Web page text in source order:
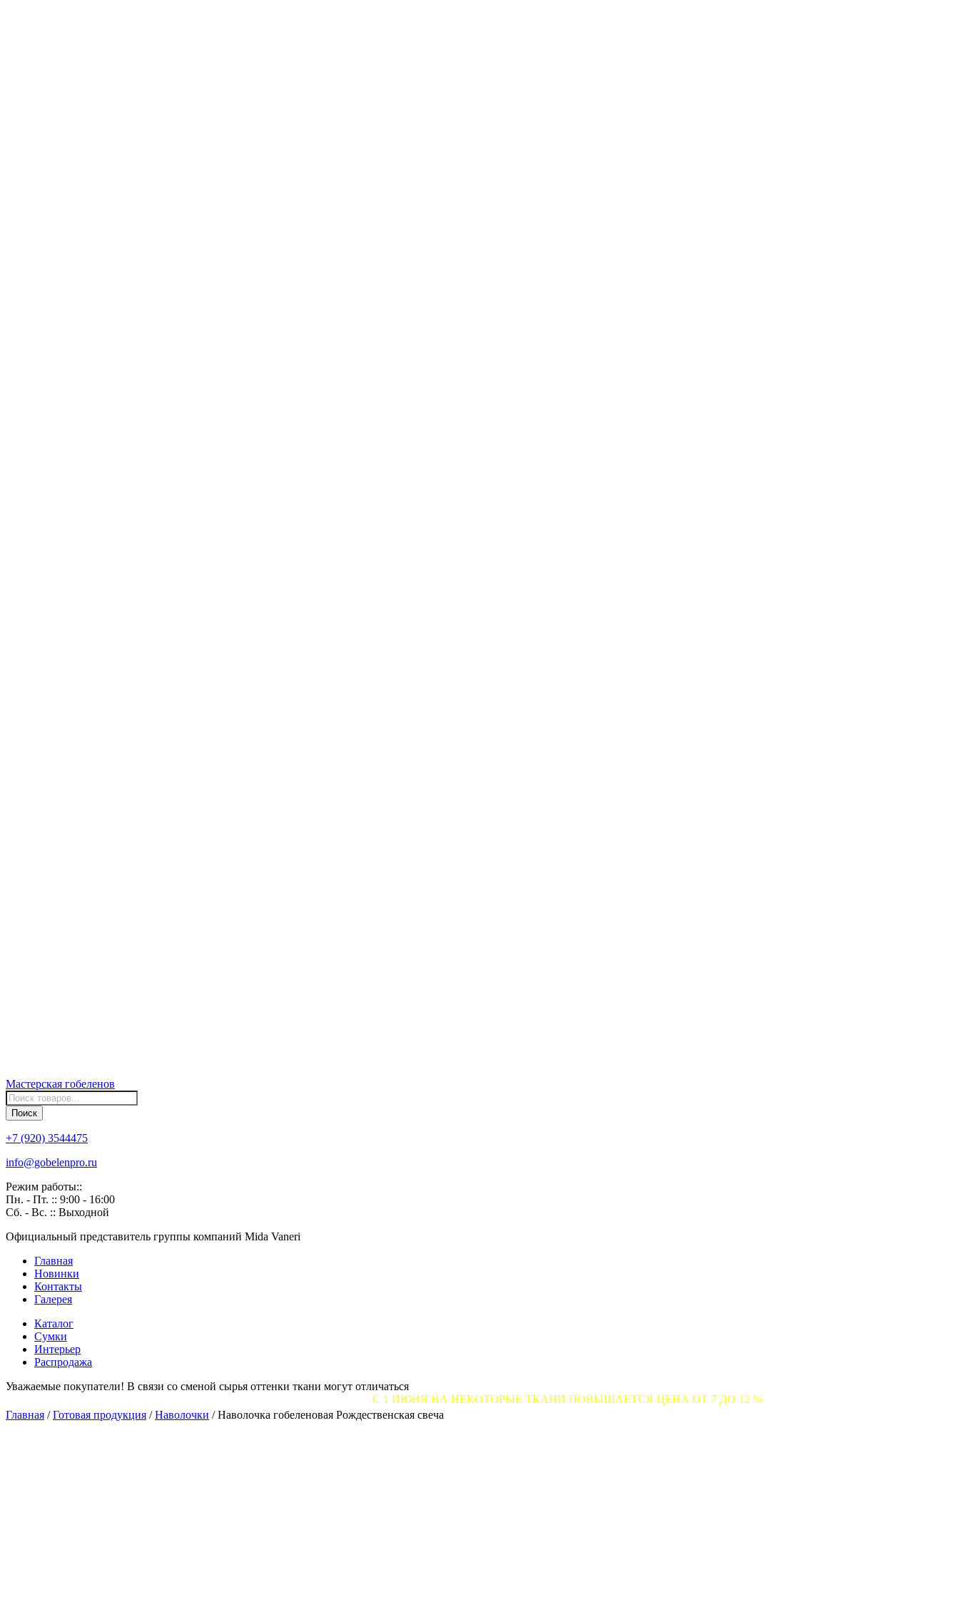
Мастерская гобеленов
Поиск
товаров
Поиск
+7 (920) 3544475
info@gobelenpro.ru
Режим работы::
Пн. - Пт. :: 9:00 - 16:00
Сб. - Вс. :: Выходной
Официальный представитель группы компаний Mida Vaneri
Главная
Новинки
Контакты
Галерея
Каталог
Сумки
Интерьер
Распродажа
Уважаемые покупатели! В связи со сменой сырья оттенки ткани могут отличаться
С 1 ИЮНЯ НА НЕКОТОРЫЕ ТКАНИ ПОВЫШАЕТСЯ ЦЕНА ОТ 7 ДО 12 %
Главная /Готовая продукция /Наволочки /Наволочка гобеленовая Рождественская свеча